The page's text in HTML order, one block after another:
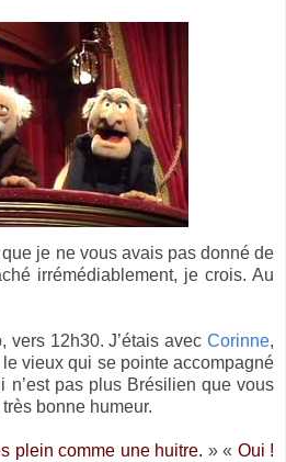
je ne vous avais pas donné de
irrémédiablement, je crois. Au
vers 12h30. J’étais avec Corinne,
le vieux qui se pointe accompagné
n’est pas plus Brésilien que vous
bonne humeur.
plein comme une huitre. » « Oui !